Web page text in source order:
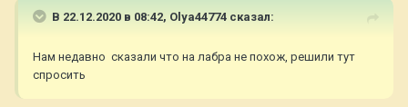
В 22.12.2020 в 08:42, Olya44774 сказал:
Нам недавно сказали что на лабра не похож, решили тут
спросить